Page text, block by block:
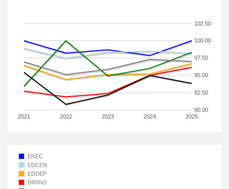
2021 2022 2023 2024 2025
90.00
92.50
95.00
97.50
100.00
102.50
EREC
EDCEN
EDDEP
DIRINS